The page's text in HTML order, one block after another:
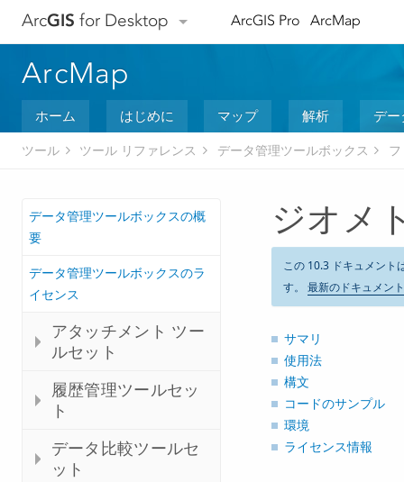
ArcGIS for Desktop ArcGIS Pro ArcMap
ArcMap
ホーム はじめに マップ 解析 デ
ツール ツール リファレンス データ管理ツールボックス
データ管理ツールボックスの概
要
データ管理ツールボックスのラ
イセンス
アタッチメント ツー
ルセット
履歴管理ツールセッ
ト
データ比較ツールセ
ット
ジオメ
この 10.3 ドキュメント
す。 最新のドキュメン
サマリ
使用法
構文
コードのサンプル
環境
ライセンス情報